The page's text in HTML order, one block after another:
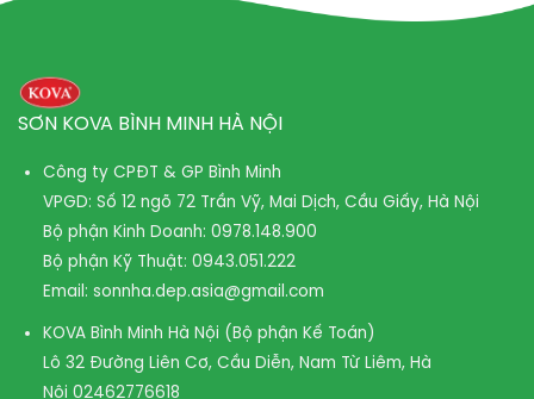
SƠN KOVA BÌNH MINH HÀ NỘI
Công ty CPĐT & GP Bình Minh
VPGD: Số 12 ngõ 72 Trần Vỹ, Mai Dịch, Cầu Giấy, Hà Nội
Bộ phận Kinh Doanh: 0978.148.900
Bộ phận Kỹ Thuật: 0943.051.222
Email: sonnha.dep.asia@gmail.com
KOVA Bình Minh Hà Nội (Bộ phận Kế Toán)
Lô 32 Đường Liên Cơ, Cầu Diễn, Nam Từ Liêm, Hà
Nội 02462776618